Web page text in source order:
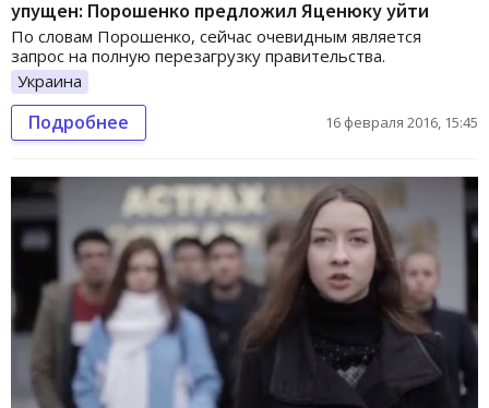
упущен: Порошенко предложил Яценюку уйти
По словам Порошенко, сейчас очевидным является
запрос на полную перезагрузку правительства.
Украина
Подробнее 16 февраля 2016, 15:45